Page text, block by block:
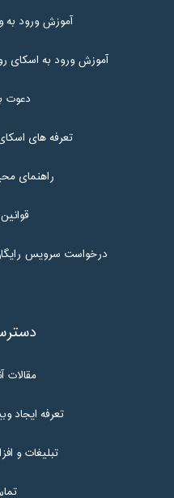
آموزش ورود به
آموزش ورود به اسکای
دعوت
تعرفه های اسکای روم 10
راهنمای
درخواست سرویس
مقالات
تعرفه ایجاد
تبلیغات و